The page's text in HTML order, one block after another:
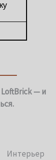
— и
Интерьер